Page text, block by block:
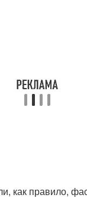
как правило,